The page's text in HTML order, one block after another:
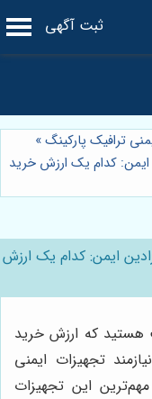
ثبت آگهی
ترافیک پارکینگ»
ایمن: کدام یک ارزش خرید
ایمن: کدام یک ارزش
هستید که ارزش خرید
تجهیزات ایمنی
این تجهیزات